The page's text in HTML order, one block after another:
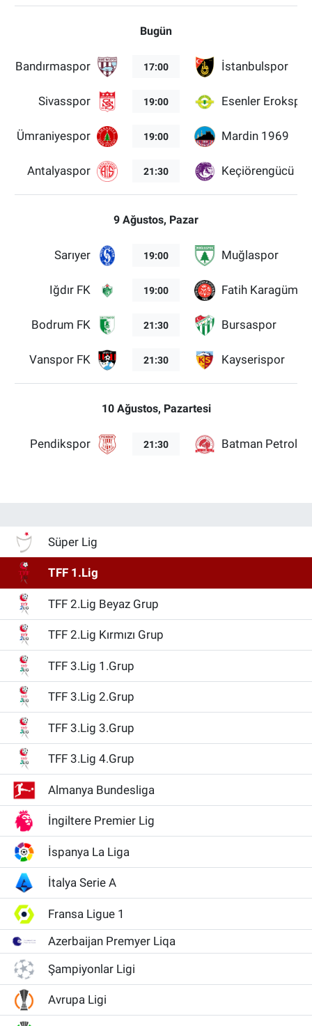
Bugün
Bandırmaspor 17:00 İstanbulspor
Sivasspor 19:00 Esenler Erokspor
Ümraniyespor 19:00 Mardin 1969
Antalyaspor 21:30 Keçiörengücü
9 Ağustos, Pazar
Sarıyer 19:00 Muğlaspor
Iğdır FK 19:00 Fatih
Bodrum FK 21:30 Bursaspor
Vanspor FK 21:30 Kayserispor
10 Ağustos, Pazartesi
Pendikspor 21:30 Batman
Süper Lig
TFF 1.Lig
TFF 2.Lig Beyaz Grup
TFF 2.Lig Kırmızı Grup
TFF 3.Lig 1.Grup
TFF 3.Lig 2.Grup
TFF 3.Lig 3.Grup
TFF 3.Lig 4.Grup
Almanya Bundesliga
İngiltere Premier Lig
İspanya La Liga
İtalya Serie A
Fransa Ligue 1
Azerbaijan Premyer Liqa
Şampiyonlar Ligi
Avrupa Ligi